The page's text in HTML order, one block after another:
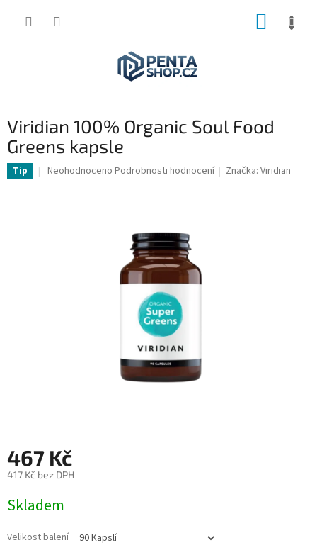
Viridian 100% Organic Soul Food
Greens kapsle
Tip
Průměrné
Neohodnoceno Podrobnosti hodnocení Značka:Viridian
467 Kč
417 Kč bez DPH
cena:
Skladem
Velikost balení